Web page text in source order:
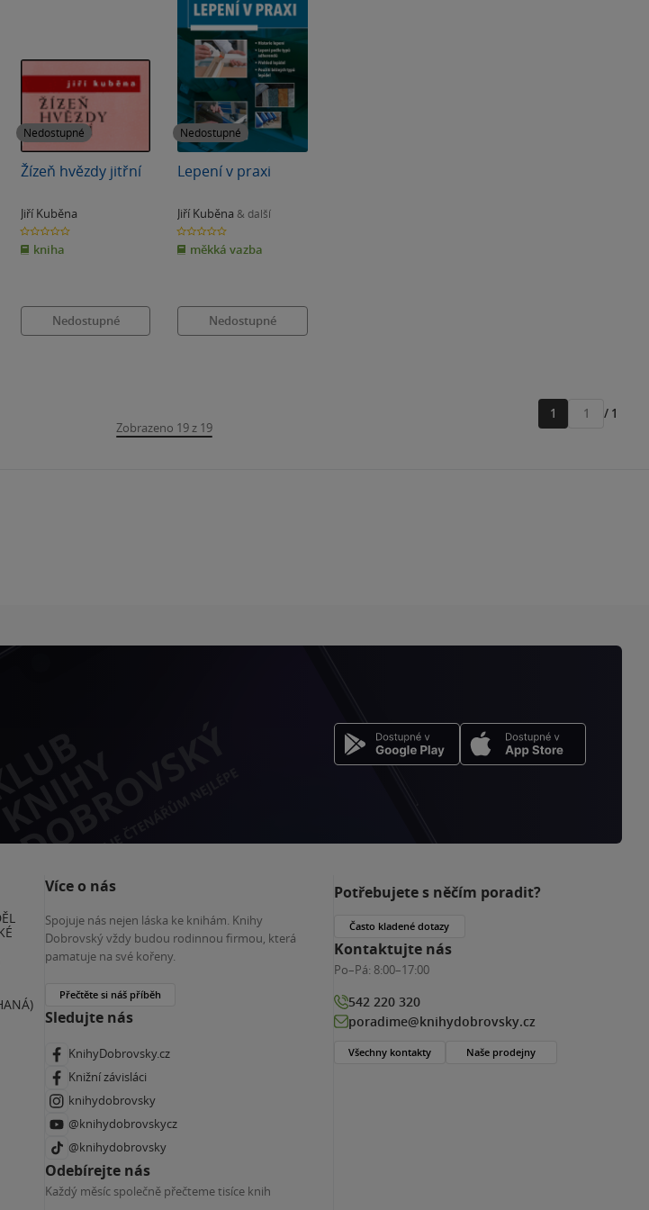
Nedostupné
Žízeň hvězdy jitřní
Jiří Kuběna
0.0
z
5
hvězdiček
kniha
Nedostupné
Nedostupné
Lepení v praxi
Jiří Kuběna & další
0.0
z
5
hvězdiček
měkká vazba
Nedostupné
Zobrazeno 19 z 19
1
Přejít
/ 1
Více o nás
Spojuje nás nejen láska ke knihám. Knihy
Dobrovský vždy budou rodinnou firmou, která
pamatuje na své kořeny.
Přečtěte si náš příběh
Sledujte nás
KnihyDobrovsky.cz
Knižní závisláci
knihydobrovsky
@knihydobrovskycz
@knihydobrovsky
Odebírejte nás
Každý měsíc společně přečteme tisíce knih
Potřebujete s něčím poradit?
Často kladené dotazy
Kontaktujte nás
Po–Pá: 8:00–17:00
542 220 320
poradime@knihydobrovsky.cz
Všechny kontakty Naše prodejny